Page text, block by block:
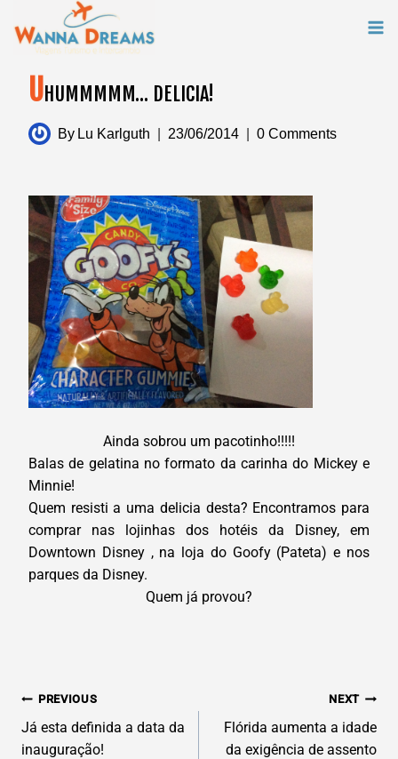
content
UHUMMMMM… DELICIA!
By Lu Karlguth 23/06/2014 0 Comments
Ainda sobrou um pacotinho!!!!!
Balas de gelatina no formato da carinha do Mickey e
Minnie!
Quem resisti a uma delicia desta? Encontramos para
comprar nas lojinhas dos hotéis da Disney, em
Downtown Disney , na loja do Goofy (Pateta) e nos
parques da Disney.
Quem já provou?
NAVEGAÇÃO
PREVIOUS
Já esta definida a data da
inauguração!
NEXT
Flórida aumenta a idade
da exigência de assento